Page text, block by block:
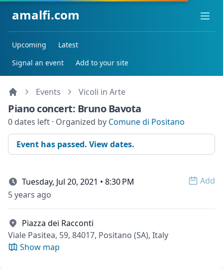
amalfi.com
Upcoming
Latest
Signal an event
Add to your site
Events Vicoli in Arte
Piano concert: Bruno Bavota
0 dates left · Organized by Comune di Positano
Event has passed. View dates.
Tuesday, Jul 20, 2021 • 8:30 PM
Add
5 years ago
Piazza dei Racconti
Viale Pasitea, 59, 84017, Positano (SA), Italy
Show map